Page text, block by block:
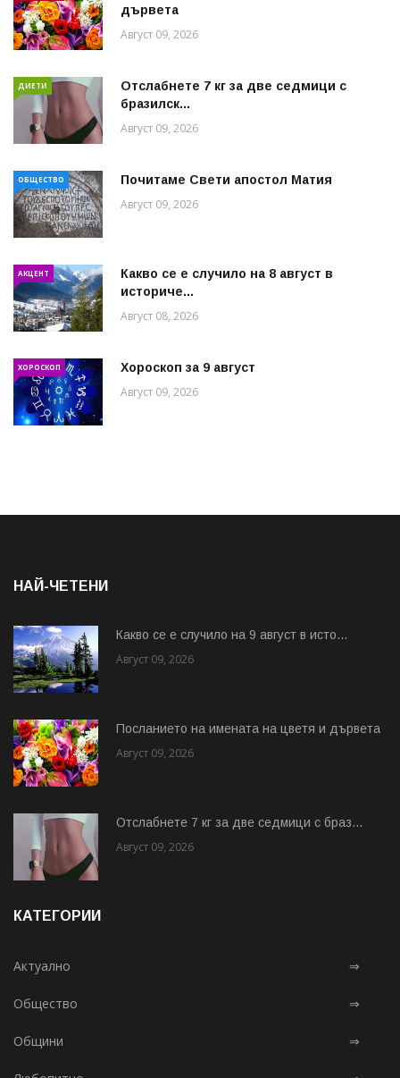
дървета
Август 09, 2026
ДИЕТИ
Отслабнете 7 кг за две седмици с
бразилск...
Август 09, 2026
ОБЩЕСТВО Почитаме Свети апостол Матия
Август 09, 2026
АКЦЕНТ
Какво се е случило на 8 август в
историче...
Август 08, 2026
ХОРОСКОП Хороскоп за 9 август
Август 09, 2026
НАЙ-ЧЕТЕНИ
Какво се е случило на 9 август в исто...
Август 09, 2026
Посланието на имената на цветя и дървета
Август 09, 2026
Отслабнете 7 кг за две седмици с браз...
Август 09, 2026
КАТЕГОРИИ
Актуално ⇒
Общество ⇒
Общини ⇒